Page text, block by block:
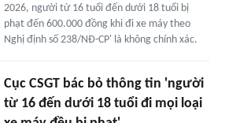
2026, người từ 16 tuổi đến dưới 18 tuổi bị
phạt đến 600.000 đồng khi đi xe máy theo
Nghị định số 238/NĐ-CP' là không chính xác.
Cục CSGT bác bỏ thông tin 'người
từ 16 đến dưới 18 tuổi đi mọi loại